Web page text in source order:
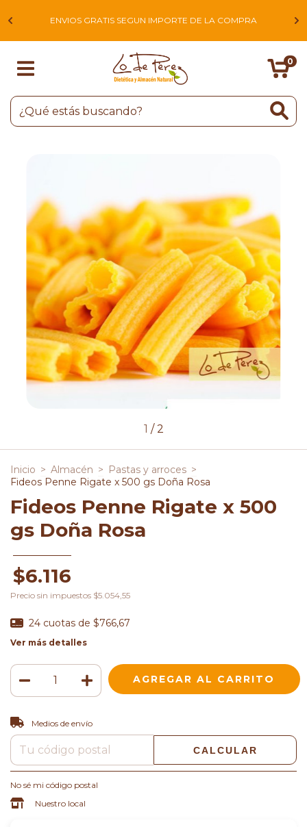
ENVIOS GRATIS SEGUN IMPORTE DE LA COMPRA
0
1 /2
Inicio > Almacén > Pastas y arroces >
Fideos Penne Rigate x 500 gs Doña Rosa
Fideos Penne Rigate x 500
gs Doña Rosa
$6.116
Precio sin impuestos $5.054,55
24 cuotas de $766,67
Ver más detalles
Entregas para el CP:
Medios de envío
CALCULAR
No sé mi código postal
Nuestro local